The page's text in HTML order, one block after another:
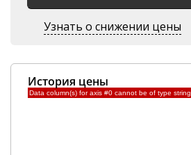
Узнать о снижении цены
История цены
Data column(s) for axis #0 cannot be of type string